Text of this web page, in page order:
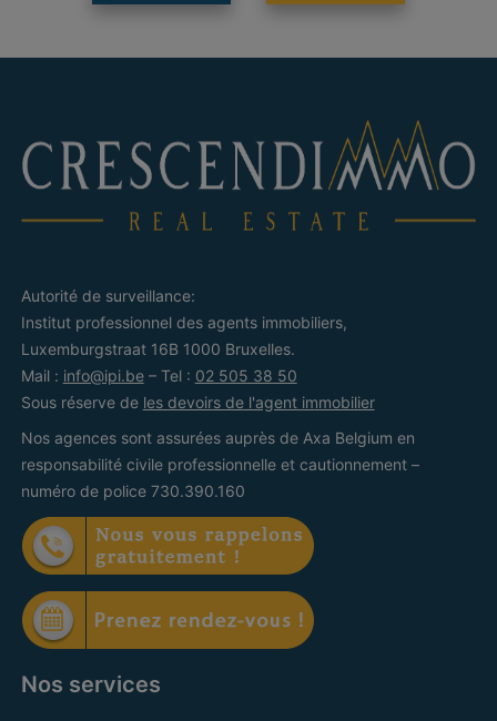
Autorité de surveillance:
Institut professionnel des agents immobiliers,
Luxemburgstraat 16B 1000 Bruxelles.
Mail : info@ipi.be– Tel : 02 505 38 50
Sous réserve de les devoirs de l'agent immobilier
Nos agences sont assurées auprès de Axa Belgium en
responsabilité civile professionnelle et cautionnement –
numéro de police 730.390.160
Nos services